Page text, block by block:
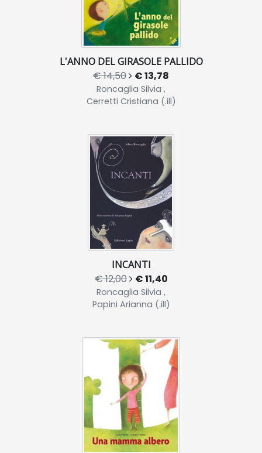
L'ANNO DEL GIRASOLE PALLIDO
€ 14,50 € 13,78
Roncaglia Silvia ,
Cerretti Cristiana (.ill)
INCANTI
€ 12,00 € 11,40
Roncaglia Silvia ,
Papini Arianna (.ill)